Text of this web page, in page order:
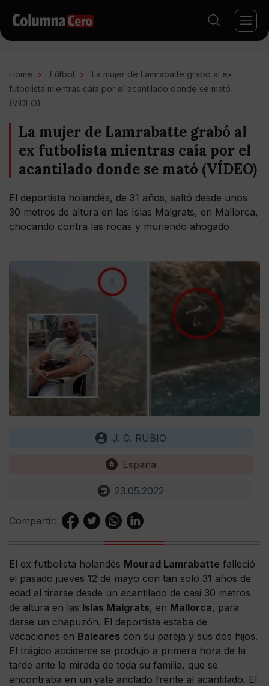
Home Fútbol
La mujer de Lamrabatte grabó al ex
futbolista mientras caía por el acantilado donde se mató
(VÍDEO)
La mujer de Lamrabatte grabó al
ex futbolista mientras caía por el
acantilado donde se mató (VÍDEO)
El deportista holandés, de 31 años, saltó desde unos
30 metros de altura en las Islas Malgrats, en Mallorca,
chocando contra las rocas y muriendo ahogado
J. C. RUBIO
España
23.05.2022
Compartir:
El ex futbolista holandés Mourad Lamrabatte falleció
el pasado jueves 12 de mayo con tan solo 31 años de
edad al tirarse desde un acantilado de casi 30 metros
de altura en las Islas Malgrats, en Mallorca, para
darse un chapuzón. El deportista estaba de
vacaciones en Baleares con su pareja y sus dos hijos.
El trágico accidente se produjo a primera hora de la
tarde ante la mirada de toda su familia, que se
encontraba en un yate anclado frente al acantilado. El